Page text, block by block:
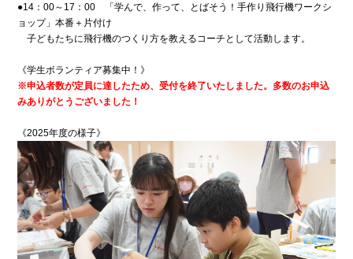
●14：00～17：00 「学んで、作って、とばそう！手作り飛行機ワークシ
ョップ」本番＋片付け
子どもたちに飛行機のつくり方を教えるコーチとして活動します。
《学生ボランティア募集中！》
※申込者数が定員に達したため、受付を終了いたしました。多数のお申込
みありがとうございました！
《2025年度の様子》